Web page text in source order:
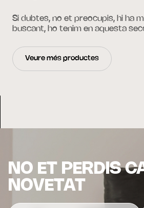
Si dubtes, no et preocupis, hi ha
buscant, ho tenim en aquesta
Veure més productes
NO ET PERDIS
NOVETAT